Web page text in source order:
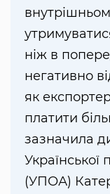
ніж в
негативно
як
платити
зазначила
Української
(УПОА)